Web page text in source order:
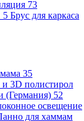
73
5 Брус для каркаса
35
3D полистирол
(Германия) 52
освещение
для хаммам